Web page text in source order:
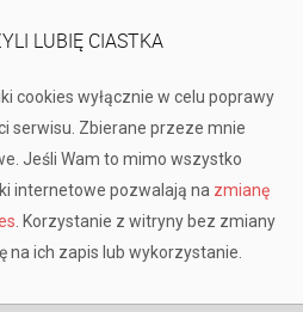
LUBIĘ CIASTKA
cookies wyłącznie w celu poprawy
serwisu. Zbierane przeze mnie
Jeśli Wam to mimo wszystko
internetowe pozwalają na zmianę
. Korzystanie z witryny bez zmiany
ich zapis lub wykorzystanie.